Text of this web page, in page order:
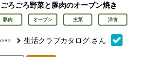
ごろごろ野菜と豚肉のオーブン焼き
豚肉 オーブン 主菜 洋食
生活クラブカタログ さん